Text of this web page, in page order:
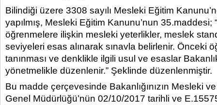
Bilindiği üzere 3308 sayılı Mesleki Eğitim
yapılmış, Mesleki Eğitim Kanunu’nun 35.maddesi;
öğrenmelere ilişkin mesleki yeterlikler, meslek
seviyeleri esas alınarak sınavla belirlenir. Önceki
tanınması ve denklikle ilgili usul ve esaslar
yönetmelikle düzenlenir.” Şeklinde düzenlenmiştir.
Bu madde çerçevesinde Bakanlığınızın Mesleki
Genel Müdürlüğü’nün 02/10/2017 tarihli ve